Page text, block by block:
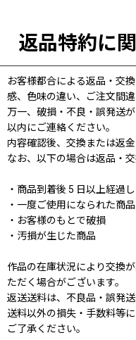
返品特約に
お客様都合による返品・交
感、色味の違い、ご注文間
万一、破損・不良・誤発送
以内にご連絡ください。
内容確認後、交換または返
なお、以下の場合は返品・
・商品到着後 5 日以上経過
・一度ご使用になられた商品
・お客様のもとで破損
・汚損が生じた商品
作品の在庫状況により交換
ただく場合がございます。
返送送料は、不良品・誤発
送料以外の損失・手数料等
ご了承ください。